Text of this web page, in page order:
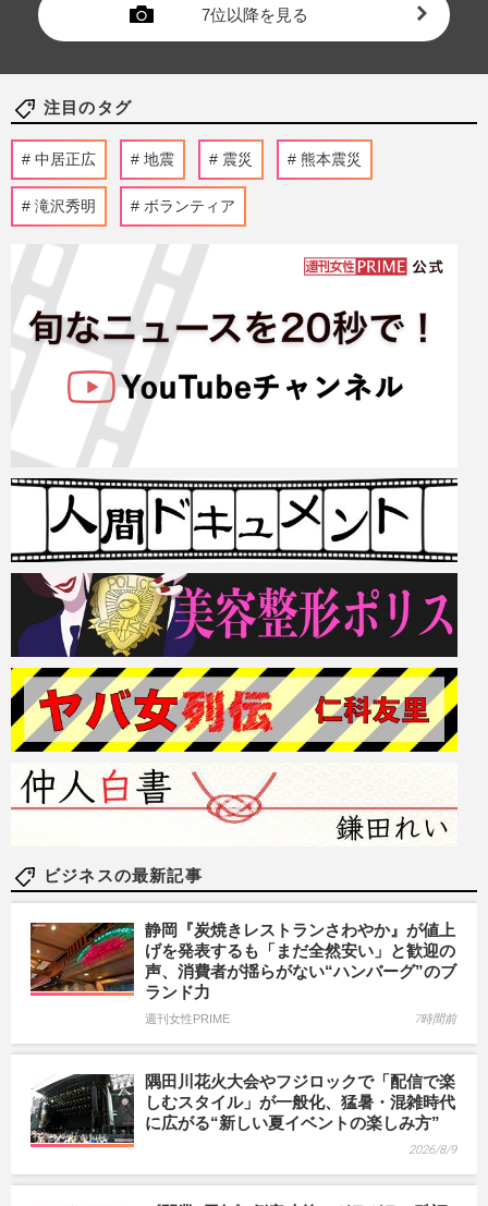
7位以降を見る
注目のタグ
中居正広 地震 震災 熊本震災
滝沢秀明 ボランティア
ビジネスの最新記事
静岡『炭焼きレストランさわやか』が値上
げを発表するも「まだ全然安い」と歓迎の
声、消費者が揺らがない“ハンバーグ”のブ
ランド力
週刊女性PRIME 7時間前
隅田川花火大会やフジロックで「配信で楽
しむスタイル」が一般化、猛暑・混雑時代
に広がる“新しい夏イベントの楽しみ方”
2026/8/9